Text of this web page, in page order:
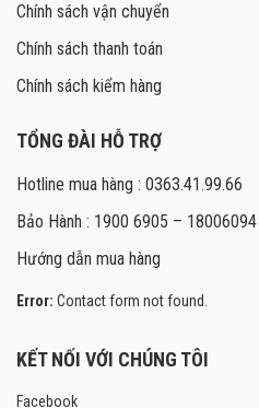
Chính sách vận chuyển
Chính sách thanh toán
Chính sách kiểm hàng
TỔNG ĐÀI HỖ TRỢ
Hotline mua hàng : 0363.41.99.66
Bảo Hành : 1900 6905 – 18006094
Hướng dẫn mua hàng
Error: Contact form not found.
KẾT NỐI VỚI CHÚNG TÔI
Facebook